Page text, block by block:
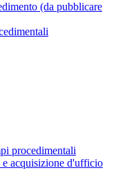
(da pubblicare
procedimentali
acquisizione d'ufficio